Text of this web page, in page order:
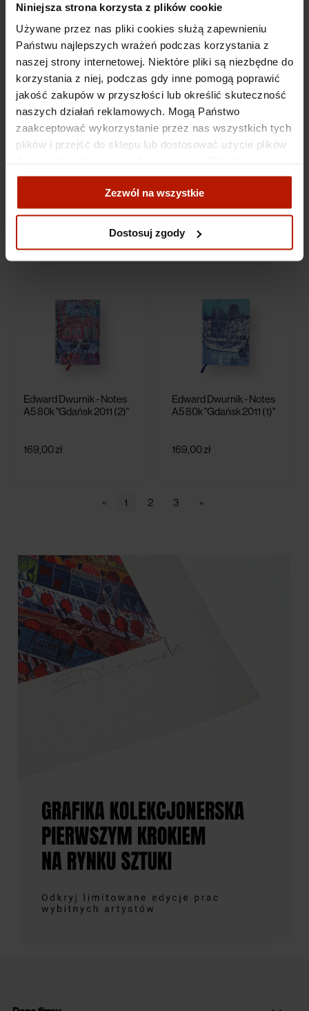
Niniejsza strona korzysta z plików cookie
Używane przez nas pliki cookies służą zapewnieniu
Państwu najlepszych wrażeń podczas korzystania z
naszej strony internetowej. Niektóre pliki są niezbędne do
korzystania z niej, podczas gdy inne pomogą poprawić
jakość zakupów w przyszłości lub określić skuteczność
naszych działań reklamowych. Mogą Państwo
zaakceptować wykorzystanie przez nas wszystkich tych
plików i przejść do sklepu lub dostosować użycie plików
zgody".
Więcej o plikach cookies przeczytasz w naszej Polityce
Zezwól na wszystkie
Dostosuj zgody
A5 80k "Warszawa,
169,00 zł
A5 80k "Kraków"
169,00 zł
Edward Dwurnik - Notes
A5 80k "Gdańsk 2011 (2)"
169,00 zł
Edward Dwurnik - Notes
A5 80k "Gdańsk 2011 (1)"
169,00 zł
« 1 2 3 »